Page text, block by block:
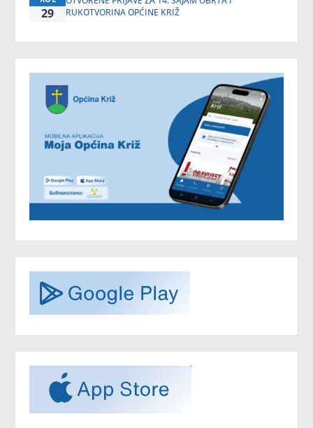
29
RUKOTVORINA OPĆINE KRIŽ